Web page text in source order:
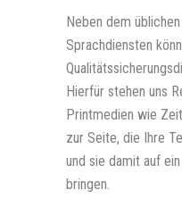
Neben dem
Sprachdiensten
Hierfür stehen uns
Printmedien wie
zur Seite, die Ihre
und sie damit auf
bringen.